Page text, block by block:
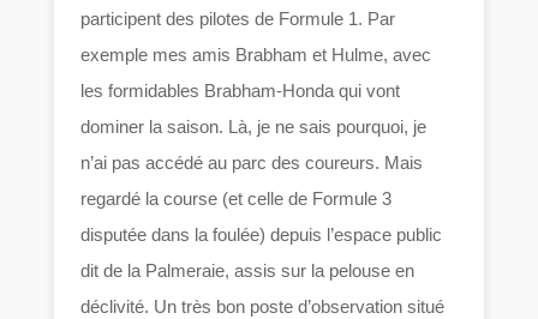
participent des pilotes de Formule 1. Par
exemple mes amis Brabham et Hulme, avec
les formidables Brabham-Honda qui vont
dominer la saison. Là, je ne sais pourquoi, je
n’ai pas accédé au parc des coureurs. Mais
regardé la course (et celle de Formule 3
disputée dans la foulée) depuis l’espace public
dit de la Palmeraie, assis sur la pelouse en
déclivité. Un très bon poste d’observation situé